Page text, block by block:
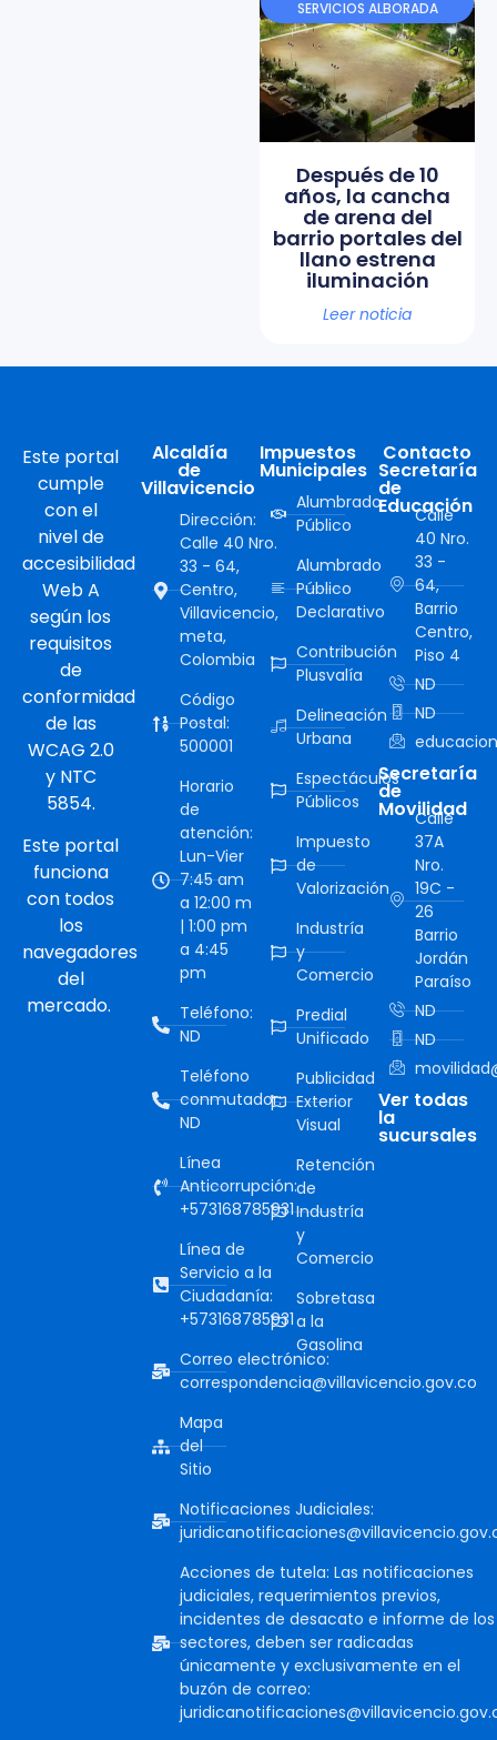
SERVICIOS ALBORADA
Después de 10
años, la cancha
de arena del
barrio portales del
llano estrena
iluminación
Leer noticia
Este portal
cumple
con el
nivel de
accesibilidad
Web A
según los
requisitos
de
conformidad
de las
WCAG 2.0
y NTC
5854.
Este portal
funciona
con todos
los
navegadores
del
mercado.
Alcaldía
de
Villavicencio
Dirección:
Calle 40 Nro.
33 - 64,
Centro,
Villavicencio,
meta,
Colombia
Código
Postal:
500001
Horario
de
atención:
Lun-Vier
7:45 am
a 12:00 m
| 1:00 pm
a 4:45
pm
Teléfono:
ND
Teléfono
conmutador:
ND
Línea
Anticorrupción:
+573168785931
Línea de
Servicio a la
Ciudadanía:
+573168785931
Correo electrónico:
correspondencia@villavicencio.gov.co
Mapa
del
Sitio
Notificaciones Judiciales:
Acciones de tutela: Las notificaciones
judiciales, requerimientos previos,
incidentes de desacato e informe de los
sectores, deben ser radicadas
únicamente y exclusivamente en el
buzón de correo:
Impuestos
Municipales
Alumbrado
Público
Alumbrado
Público
Declarativo
Contribución
Plusvalía
Delineación
Urbana
Espectáculos
Públicos
Impuesto
de
Valorización
Industría
y
Comercio
Predial
Unificado
Publicidad
Exterior
Visual
Retención
de
Industría
y
Comercio
Sobretasa
a la
Gasolina
Contacto
Secretaría
de
Educación
Calle
40 Nro.
33 -
64,
Barrio
Centro,
Piso 4
ND
ND
Secretaría
de
Movilidad
Calle
37A
Nro.
19C -
26
Barrio
Jordán
Paraíso
ND
ND
Ver todas
la
sucursales